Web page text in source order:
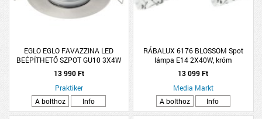
EGLO EGLO FAVAZZINA LED
BEÉPÍTHETŐ SZPOT GU10 3X4W
3X400LM 2700K IP44 8,5CM NIKKEL
13 990 Ft
Praktiker
A bolthoz
Info
RÁBALUX 6176 BLOSSOM Spot
lámpa E14 2X40W, króm
13 099 Ft
Media Markt
A bolthoz
Info